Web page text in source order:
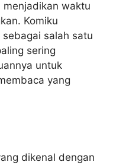
waktu
Komiku
salah satu
sering
untuk
yang
dikenal dengan